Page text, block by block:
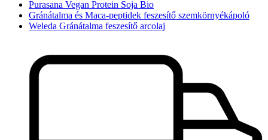
Purasana Vegan Protein Soja Bio
Gránátalma és Maca-peptidek feszesítő szemkörnyékápoló
Weleda Gránátalma feszesítő arcolaj